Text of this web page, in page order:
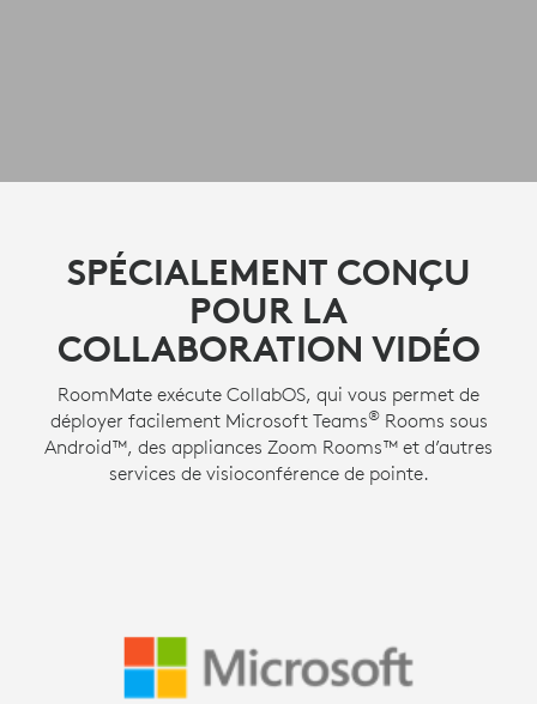
SPÉCIALEMENT CONÇU
POUR LA
COLLABORATION VIDÉO
RoomMate exécute CollabOS, qui vous permet de
déployer facilement Microsoft Teams®Rooms sous
Android™, des appliances Zoom Rooms™ et d’autres
services de visioconférence de pointe.